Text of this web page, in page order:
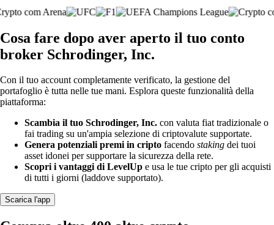
Cosa fare dopo aver aperto il tuo conto
broker Schrodinger, Inc.
Con il tuo account completamente verificato, la gestione del
portafoglio è tutta nelle tue mani. Esplora queste funzionalità della
piattaforma:
Scambia il tuo Schrodinger, Inc. con valuta fiat tradizionale o
fai trading su un'ampia selezione di criptovalute supportate.
Genera potenziali premi in cripto facendo staking dei tuoi
asset idonei per supportare la sicurezza della rete.
Scopri i vantaggi di LevelUp e usa le tue cripto per gli acquisti
di tutti i giorni (laddove supportato).
Scarica l'app